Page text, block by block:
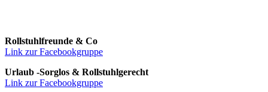
Rollstuhlfreunde & Co
Link zur Facebookgruppe
Urlaub -Sorglos & Rollstuhlgerecht
Link zur Facebookgruppe